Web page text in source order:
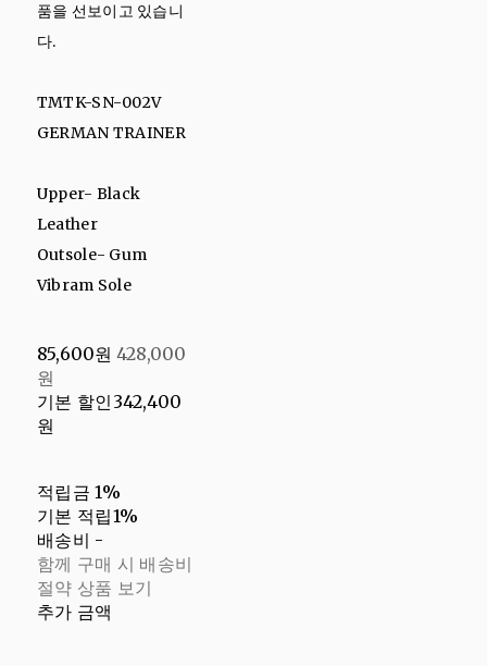
품을 선보이고 있습니
다.
TMTK-SN-002V
GERMAN TRAINER
Upper- Black
Leather
Outsole- Gum
Vibram Sole
85,600원 428,000
원
기본 할인 342,400
원
적립금 1%
기본 적립1%
배송비 -
함께 구매 시 배송비
절약 상품 보기
추가 금액